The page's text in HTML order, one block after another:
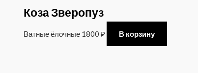
Коза Зверопуз
Ватные ёлочные 1800 ₽ В корзину